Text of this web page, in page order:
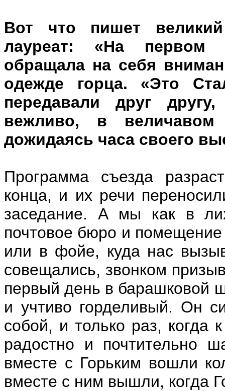
Вот что пишет
лауреат: «На первом
обращала на себя
одежде горца. «Это
передавали друг
вежливо, в
дожидаясь часа своего
Программа съезда
конца, и их речи
заседание. А мы как в
почтовое бюро и
или в фойе, куда нас
совещались, звонком
первый день в барашковой
и учтиво горделивый. Он
собой, и только раз, когда
радостно и почтительно
вместе с Горьким вошли
вместе с ним вышли, когда